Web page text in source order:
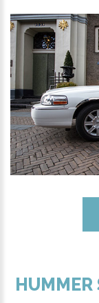
HUMMER